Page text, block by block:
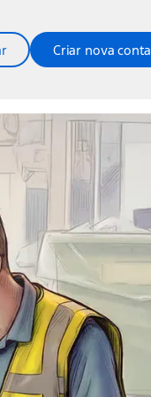
Criar nova conta